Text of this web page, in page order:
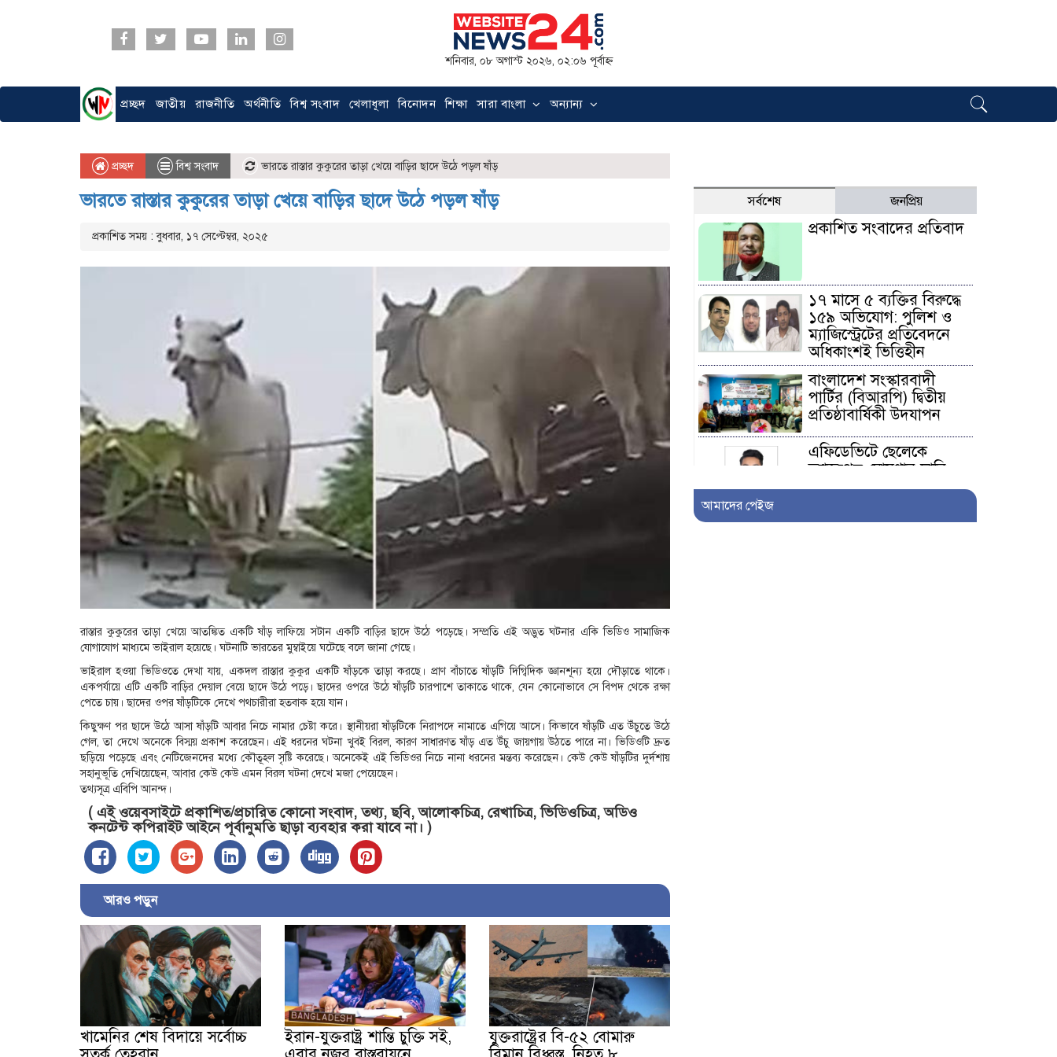
শনিবার, ০৮ অগাস্ট ২০২৬, ০২:০৬ পূর্বাহ্ন
প্রচ্ছদ জাতীয় রাজনীতি অর্থনীতি বিশ্ব সংবাদ খেলাধূলা বিনোদন শিক্ষা সারা বাংলা অন্যান্য
প্রচ্ছদ বিশ্ব সংবাদ ভারতে রাস্তার কুকুরের তাড়া খেয়ে বাড়ির ছাদে উঠে পড়ল ষাঁড়
ভারতে রাস্তার কুকুরের তাড়া খেয়ে বাড়ির ছাদে উঠে পড়ল ষাঁড়
প্রকাশিত সময় : বুধবার, ১৭ সেপ্টেম্বর, ২০২৫
রাস্তার কুকুরের তাড়া খেয়ে আতঙ্কিত একটি ষাঁড় লাফিয়ে সটান একটি বাড়ির ছাদে উঠে পড়েছে। সম্প্রতি এই অদ্ভুত ঘটনার একি ভিডিও সামাজিক
যোগাযোগ মাধ্যমে ভাইরাল হয়েছে। ঘটনাটি ভারতের মুম্বাইয়ে ঘটেছে বলে জানা গেছে।
ভাইরাল হওয়া ভিডিওতে দেখা যায়, একদল রাস্তার কুকুর একটি ষাঁড়কে তাড়া করছে। প্রাণ বাঁচাতে ষাঁড়টি দিগ্বিদিক জ্ঞানশূন্য হয়ে দৌড়াতে থাকে।
একপর্যায়ে এটি একটি বাড়ির দেয়াল বেয়ে ছাদে উঠে পড়ে। ছাদের ওপরে উঠে ষাঁড়টি চারপাশে তাকাতে থাকে, যেন কোনোভাবে সে বিপদ থেকে রক্ষা
পেতে চায়। ছাদের ওপর ষাঁড়টিকে দেখে পথচারীরা হতবাক হয়ে যান।
কিছুক্ষণ পর ছাদে উঠে আসা ষাঁড়টি আবার নিচে নামার চেষ্টা করে। স্থানীয়রা ষাঁড়টিকে নিরাপদে নামাতে এগিয়ে আসে। কিভাবে ষাঁড়টি এত উঁচুতে উঠে
গেল, তা দেখে অনেকে বিস্ময় প্রকাশ করেছেন। এই ধরনের ঘটনা খুবই বিরল, কারণ সাধারণত ষাঁড় এত উঁচু জায়গায় উঠতে পারে না। ভিডিওটি দ্রুত
ছড়িয়ে পড়েছে এবং নেটিজেনদের মধ্যে কৌতূহল সৃষ্টি করেছে। অনেকেই এই ভিডিওর নিচে নানা ধরনের মন্তব্য করেছেন। কেউ কেউ ষাঁড়টির দুর্দশায়
সহানুভূতি দেখিয়েছেন, আবার কেউ কেউ এমন বিরল ঘটনা দেখে মজা পেয়েছেন।
তথ্যসূত্র এবিপি আনন্দ।
( এই ওয়েবসাইটে প্রকাশিত/প্রচারিত কোনো সংবাদ, তথ্য, ছবি, আলোকচিত্র, রেখাচিত্র, ভিডিওচিত্র, অডিও
কনটেন্ট কপিরাইট আইনে পূর্বানুমতি ছাড়া ব্যবহার করা যাবে না। )
আরও পড়ুন
খামেনির শেষ বিদায়ে সর্বোচ্চ
ইরান-যুক্তরাষ্ট্র শান্তি চুক্তি সই,
যুক্তরাষ্ট্রের বি-৫২ বোমারু
সর্বশেষ জনপ্রিয়
প্রকাশিত সংবাদের প্রতিবাদ
১৭ মাসে ৫ ব্যক্তির বিরুদ্ধে
১৫৯ অভিযোগ: পুলিশ ও
ম্যাজিস্ট্রেটের প্রতিবেদনে
অধিকাংশই ভিত্তিহীন
বাংলাদেশ সংস্কারবাদী
পার্টির (বিআরপি) দ্বিতীয়
প্রতিষ্ঠাবার্ষিকী উদযাপন
এফিডেভিটে ছেলেকে
ত্যাজ্যপুত্র ঘোষণার দাবি,
আলোচনায় খিলক্ষেতের
আমাদের পেইজ